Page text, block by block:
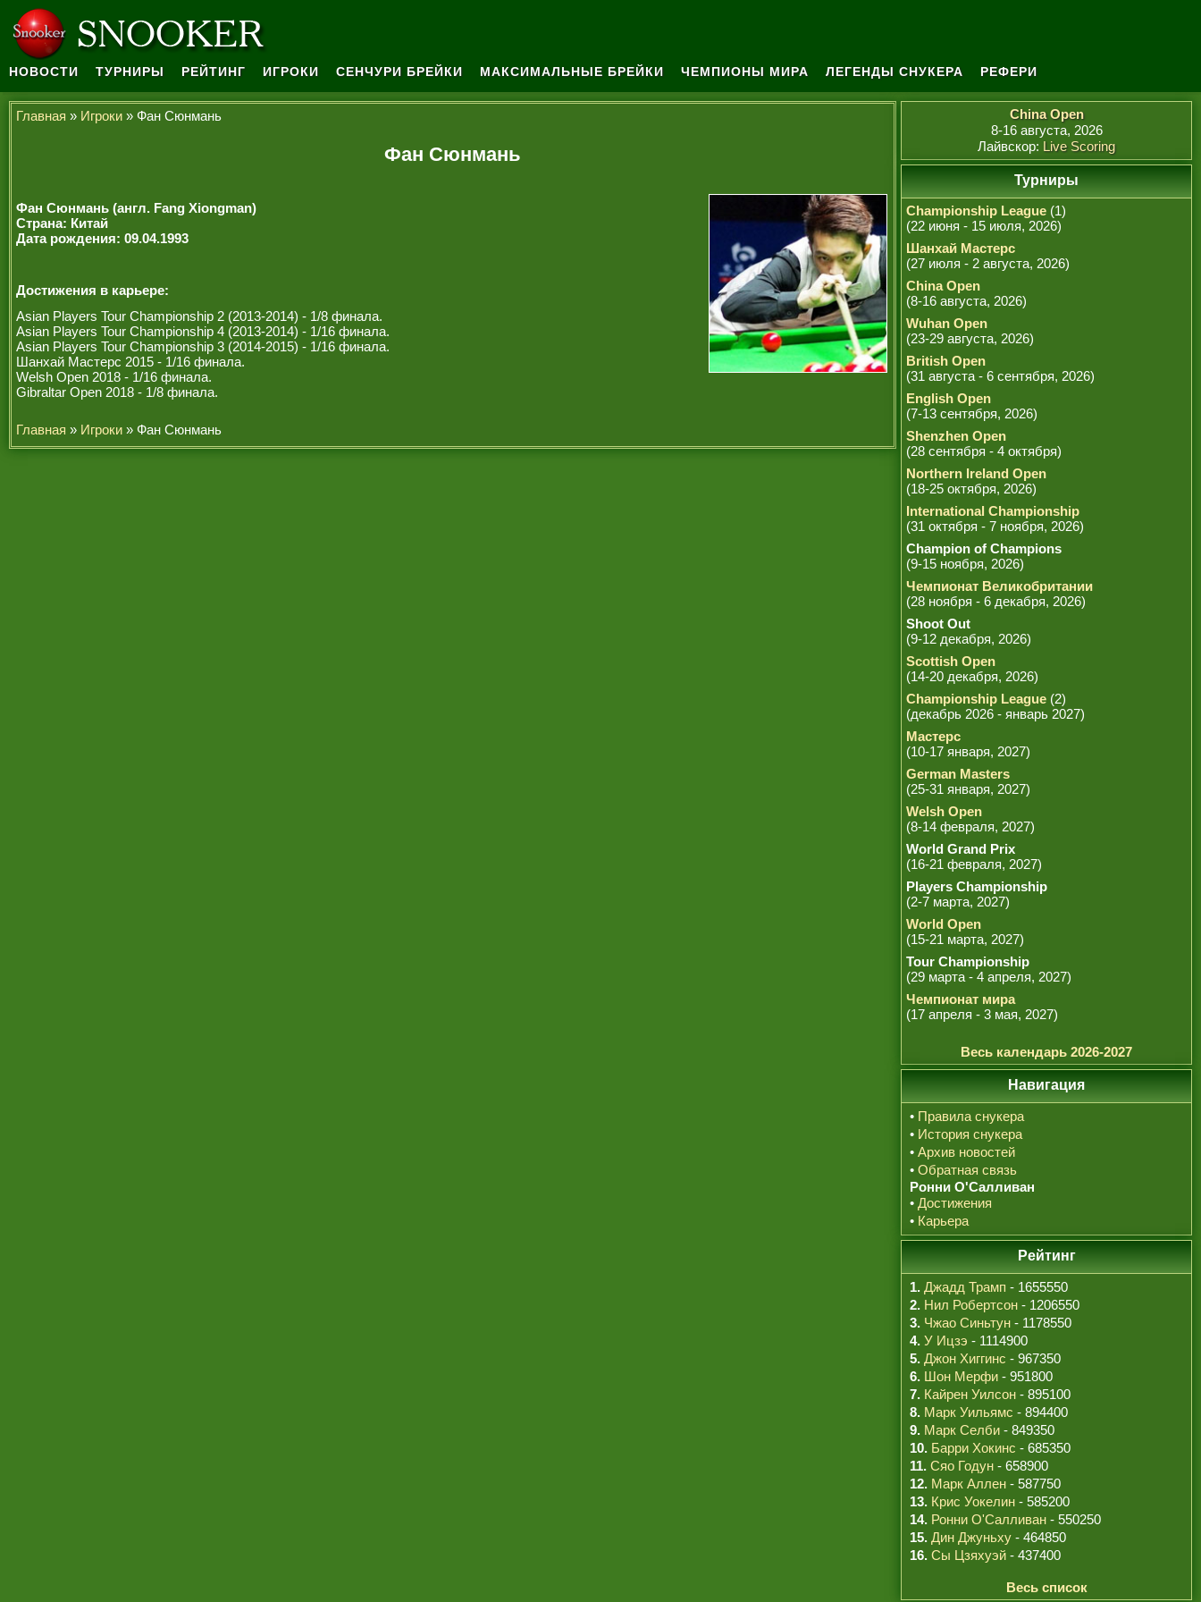
НОВОСТИ ТУРНИРЫ РЕЙТИНГ ИГРОКИ СЕНЧУРИ БРЕЙКИ МАКСИМАЛЬНЫЕ БРЕЙКИ ЧЕМПИОНЫ МИРА ЛЕГЕНДЫ СНУКЕРА РЕФЕРИ
Главная » Игроки » Фан Сюнмань
Фан Сюнмань
Фан Сюнмань (англ. Fang Xiongman)
Страна: Китай
Дата рождения: 09.04.1993
Достижения в карьере:
Asian Players Tour Championship 2 (2013-2014) - 1/8 финала.
Asian Players Tour Championship 4 (2013-2014) - 1/16 финала.
Asian Players Tour Championship 3 (2014-2015) - 1/16 финала.
Шанхай Мастерс 2015 - 1/16 финала.
Welsh Open 2018 - 1/16 финала.
Gibraltar Open 2018 - 1/8 финала.
Главная » Игроки » Фан Сюнмань
China Open
8-16 августа, 2026
Лайвскор: Live Scoring
Турниры
Championship League (1)
(22 июня - 15 июля, 2026)
Шанхай Мастерс
(27 июля - 2 августа, 2026)
China Open
(8-16 августа, 2026)
Wuhan Open
(23-29 августа, 2026)
British Open
(31 августа - 6 сентября, 2026)
English Open
(7-13 сентября, 2026)
Shenzhen Open
(28 сентября - 4 октября)
Northern Ireland Open
(18-25 октября, 2026)
International Championship
(31 октября - 7 ноября, 2026)
Champion of Champions
(9-15 ноября, 2026)
Чемпионат Великобритании
(28 ноября - 6 декабря, 2026)
Shoot Out
(9-12 декабря, 2026)
Scottish Open
(14-20 декабря, 2026)
Championship League (2)
(декабрь 2026 - январь 2027)
Мастерс
(10-17 января, 2027)
German Masters
(25-31 января, 2027)
Welsh Open
(8-14 февраля, 2027)
World Grand Prix
(16-21 февраля, 2027)
Players Championship
(2-7 марта, 2027)
World Open
(15-21 марта, 2027)
Tour Championship
(29 марта - 4 апреля, 2027)
Чемпионат мира
(17 апреля - 3 мая, 2027)
Весь календарь 2026-2027
Навигация
• Правила снукера
• История снукера
• Архив новостей
• Обратная связь
Ронни О'Салливан
• Достижения
• Карьера
Рейтинг
1. Джадд Трамп - 1655550
2. Нил Робертсон - 1206550
3. Чжао Синьтун - 1178550
4. У Ицзэ - 1114900
5. Джон Хиггинс - 967350
6. Шон Мерфи - 951800
7. Кайрен Уилсон - 895100
8. Марк Уильямс - 894400
9. Марк Селби - 849350
10. Барри Хокинс - 685350
11. Сяо Годун - 658900
12. Марк Аллен - 587750
13. Крис Уокелин - 585200
14. Ронни О'Салливан - 550250
15. Дин Джуньху - 464850
16. Сы Цзяхуэй - 437400
Весь список